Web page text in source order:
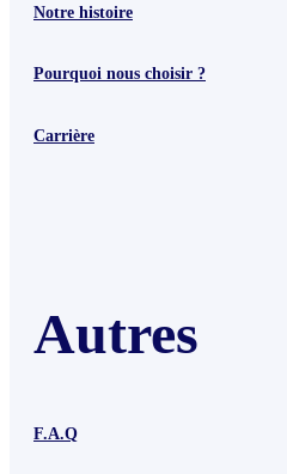
Notre histoire
Pourquoi nous choisir ?
Carrière
Autres
F.A.Q